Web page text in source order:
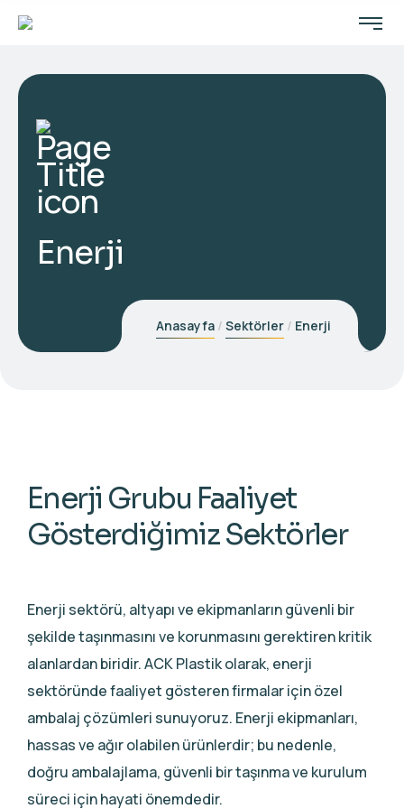
Enerji
Anasayfa Sektörler Enerji
Enerji Grubu Faaliyet
Gösterdiğimiz Sektörler
Enerji sektörü, altyapı ve ekipmanların güvenli bir
şekilde taşınmasını ve korunmasını gerektiren kritik
alanlardan biridir. ACK Plastik olarak, enerji
sektöründe faaliyet gösteren firmalar için özel
ambalaj çözümleri sunuyoruz. Enerji ekipmanları,
hassas ve ağır olabilen ürünlerdir; bu nedenle,
doğru ambalajlama, güvenli bir taşınma ve kurulum
süreci için hayati önemdedir.